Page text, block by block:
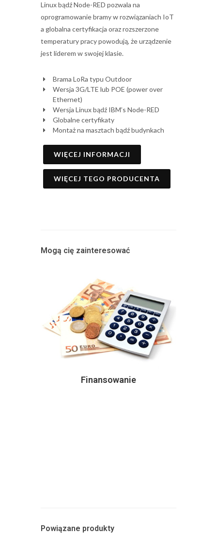
Linux bądź Node-RED pozwala na
oprogramowanie bramy w rozwiązaniach IoT
a globalna certyfikacja oraz rozszerzone
temperatury pracy powodują, że urządzenie
jest liderem w swojej klasie.
Brama LoRa typu Outdoor
Wersja 3G/LTE lub POE (power over
Ethernet)
Wersja Linux bądź IBM’s Node-RED
Globalne certyfikaty
Montaż na masztach bądź budynkach
WIĘCEJ INFORMACJI
WIĘCEJ TEGO PRODUCENTA
Mogą cię zainteresować
Finansowanie
Powiązane produkty